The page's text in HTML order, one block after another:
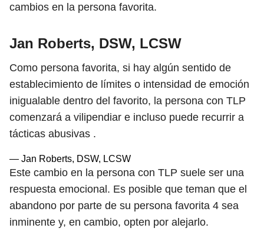
cambios en la persona favorita.
Jan Roberts, DSW, LCSW
Como persona favorita, si hay algún sentido de
establecimiento de límites o intensidad de emoción
inigualable dentro del favorito, la persona con TLP
comenzará a vilipendiar e incluso puede recurrir a
tácticas abusivas .
— Jan Roberts, DSW, LCSW
Este cambio en la persona con TLP suele ser una
respuesta emocional. Es posible que teman que el
abandono por parte de su persona favorita 4 sea
inminente y, en cambio, opten por alejarlo.